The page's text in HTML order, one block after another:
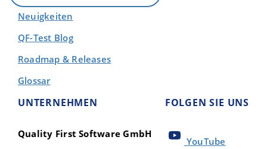
Neuigkeiten
QF-Test Blog
Roadmap & Releases
Glossar
UNTERNEHMEN
Quality First Software GmbH
FOLGEN SIE UNS
YouTube